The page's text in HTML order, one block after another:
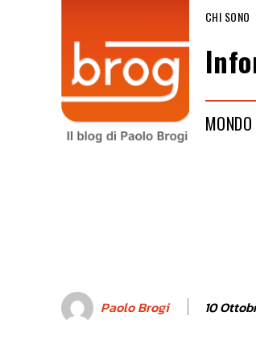
CHI SONO
MONDO
Paolo Brogi 10